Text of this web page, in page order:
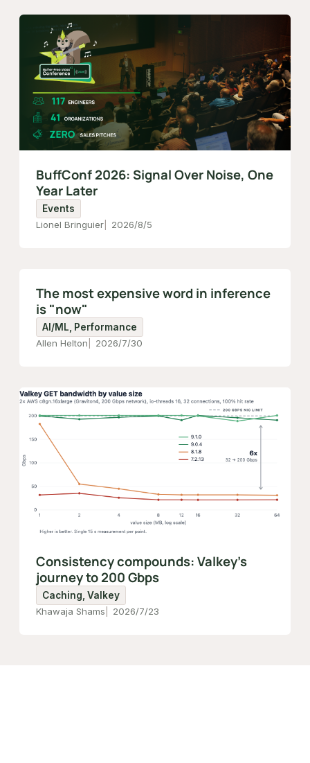
BuffConf 2026: Signal Over Noise, One
Year Later
Events
Lionel Bringuier
2026/8/5
The most expensive word in inference
is "now"
AI/ML, Performance
Allen Helton
2026/7/30
Consistency compounds: Valkey's
journey to 200 Gbps
Caching, Valkey
Khawaja Shams
2026/7/23